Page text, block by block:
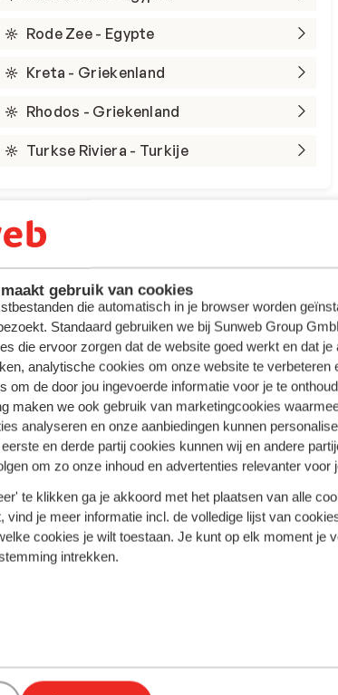
gebruik van cookies
die automatisch in je browser worden
Standaard gebruiken we bij Sunweb Group
die ervoor zorgen dat de website goed werkt en dat je
analytische cookies om onze website te verbeteren
om de door jou ingevoerde informatie voor je te
maken we ook gebruik van marketingcookies
analyseren en onze aanbiedingen kunnen
en derde partij cookies kunnen wij en andere
om zo onze inhoud en advertenties relevanter voor
te klikken ga je akkoord met het plaatsen van alle
vind je meer informatie incl. de volledige lijst van
cookies je wilt toestaan. Je kunt op elk moment je
intrekken.
Rode Zee - Egypte
Kreta - Griekenland
Rhodos - Griekenland
Turkse Riviera - Turkije
Hotel Mediterranean
Palace
Palace
Spanje, Tenerife, Playa de las
Americas